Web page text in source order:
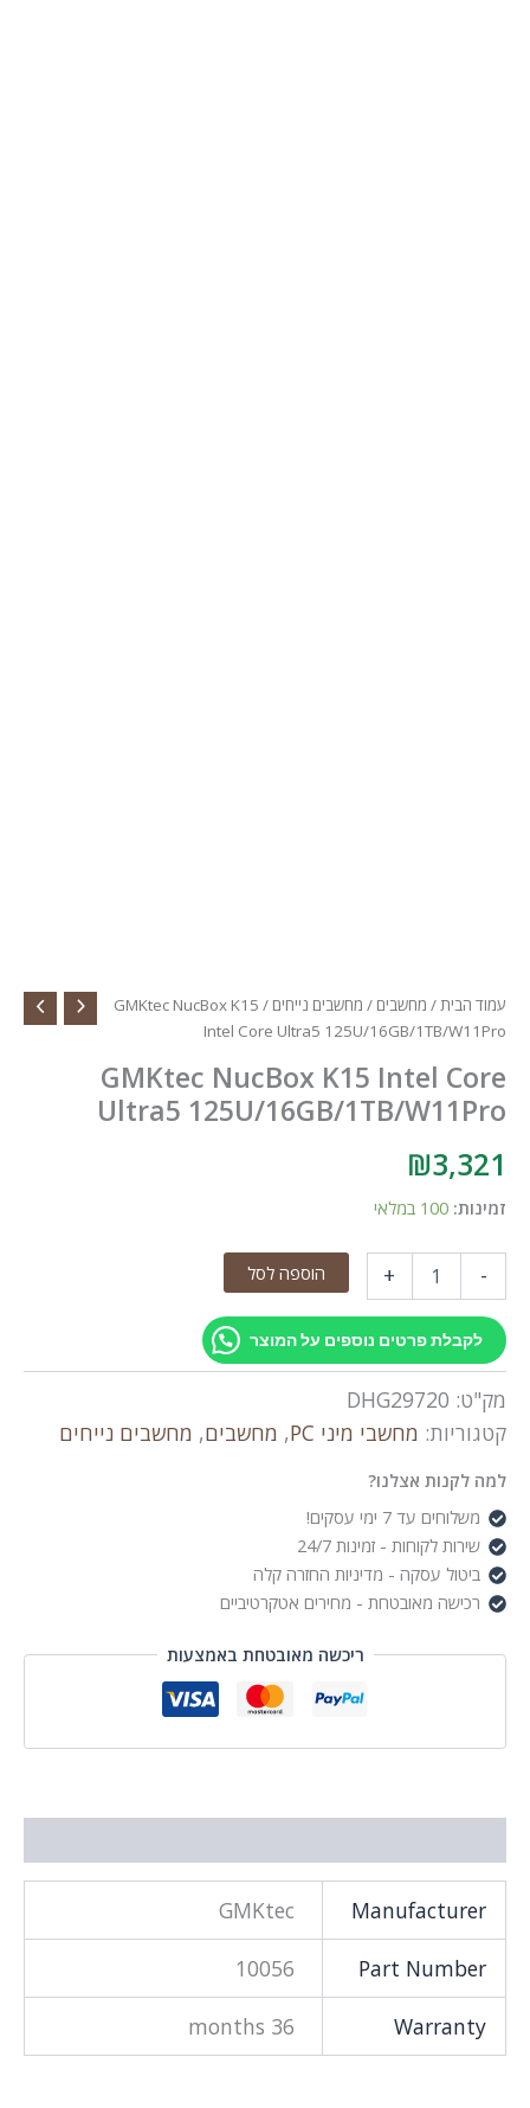
/מחשבים/ מחשבים נייחים
/ GMKtec NucBox K15
Intel Core Ultra5 125U/16GB/1TB/
GMKtec NucBox K15 Intel
Ultra5 125U/16GB/1TB/
₪
100 במלאי
125U/16GB/1TB/
הוספה לסל
פרטים נוספים על המוצר
DHG29720
מחשבי מיני PC ,מחשבים,מחשבים נייחים
אצלנו?
עד 7 ימי עסקים!
לקוחות - זמינות 24/7
עסקה - מדיניות החזרה קלה
מאובטחת - מחירים אטקרטיביים
ריכשה מאובטחת באמצעות
GMKtec
Part
10056